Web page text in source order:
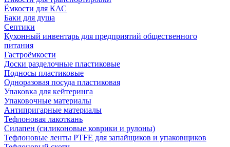
Ёмкости для КАС
Баки для душа
Септики
Кухонный инвентарь для предприятий общественного
питания
Гастроёмкости
Доски разделочные пластиковые
Подносы пластиковые
Одноразовая посуда пластиковая
Упаковка для кейтеринга
Упаковочные материалы
Антипригарные материалы
Тефлоновая лакоткань
Силапен (силиконовые коврики и рулоны)
Тефлоновые ленты PTFE для запайщиков и упаковщиков